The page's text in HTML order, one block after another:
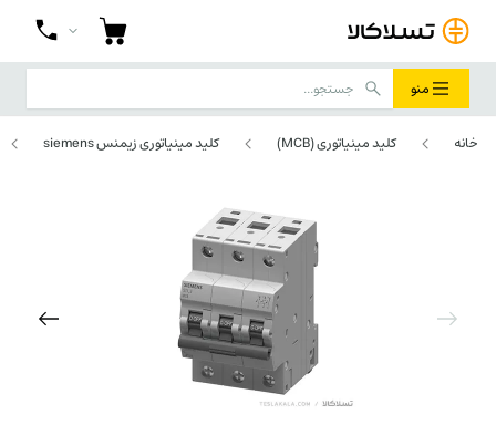
منو
خانه کلید مینیاتوری (MCB) کلید مینیاتوری زیمنس siemens